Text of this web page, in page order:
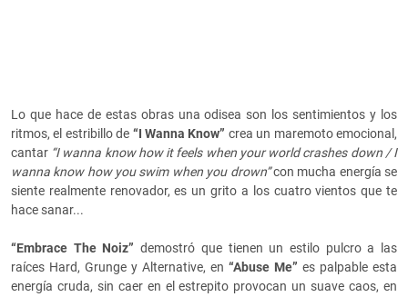
Lo que hace de estas obras una odisea son los sentimientos y los
ritmos, el estribillo de “I Wanna Know” crea un maremoto emocional,
cantar “I wanna know how it feels when your world crashes down / I
wanna know how you swim when you drown”con mucha energía se
siente realmente renovador, es un grito a los cuatro vientos que te
hace sanar...
“Embrace The Noiz” demostró que tienen un estilo pulcro a las
raíces Hard, Grunge y Alternative, en “Abuse Me” es palpable esta
energía cruda, sin caer en el estrepito provocan un suave caos, en